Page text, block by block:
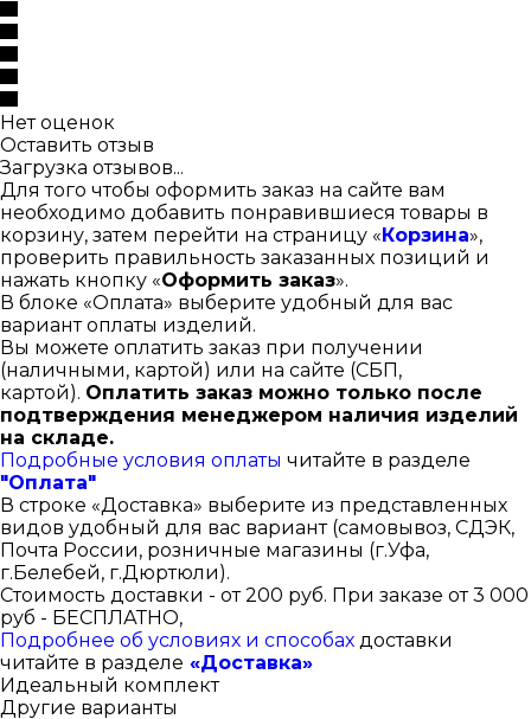
Нет оценок
Оставить отзыв
Загрузка отзывов...
Для того чтобы оформить заказ на сайте вам
необходимо добавить понравившиеся товары в
корзину, затем перейти на страницу «Корзина»,
проверить правильность заказанных позиций и
нажать кнопку «Оформить заказ».
В блоке «Оплата» выберите удобный для вас
вариант оплаты изделий.
Вы можете оплатить заказ при получении
(наличными, картой) или на сайте (СБП,
картой). Оплатить заказ можно только после
подтверждения менеджером наличия изделий
на складе.
Подробные условия оплаты читайте в разделе
"Оплата"
В строке «Доставка» выберите из представленных
видов удобный для вас вариант (самовывоз, СДЭК,
Почта России, розничные магазины (г.Уфа,
г.Белебей, г.Дюртюли).
Стоимость доставки - от 200 руб. При заказе от 3 000
руб - БЕСПЛАТНО,
Подробнее об условиях и способах доставки
читайте в разделе «Доставка»
Идеальный комплект
Другие варианты